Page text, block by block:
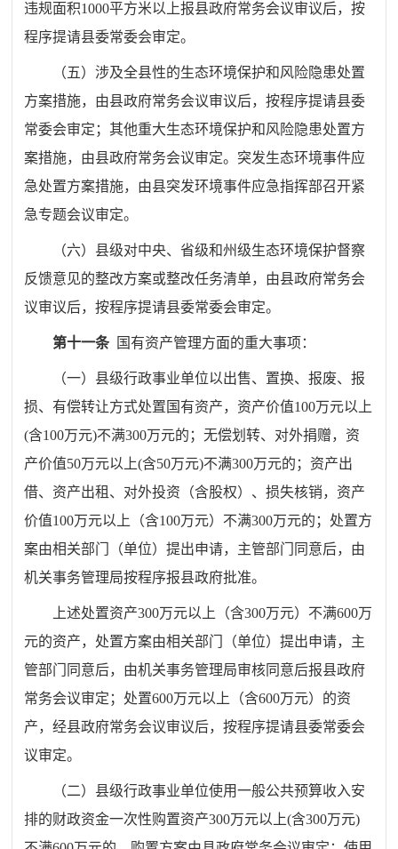
违规面积1000平方米以上报县政府常务会议审议后，按
程序提请县委常委会审定。
（五）涉及全县性的生态环境保护和风险隐患处置
方案措施， 由县政府常务会议审议后，按程序提请县委
常委会审定 ；其他重大生态环境保护和风险隐患处置方
案措施，由县政府常务会议审定。突发生态环境事件应
急处置方案措施，由县突发环境事件应急指挥部召开紧
急专题会议审定。
（六） 县级对中央、省级和州级生态环境保护督察
反馈意见的整改方案或整改任务清单， 由县政府常务会
议审议后，按程序提请县委常委会审定。
第十一条 国有资产管理方面的重大事项：
（一） 县级行政事业单位以出售、 置换、报废、报
损、有偿转让方式处置国有资产，资产价值100万元以上
(含100万元)不满300万元的 ；无偿划转、对外捐赠，资
产价值50万元以上(含50万元)不满300万元的 ；资产出
借、资产出租、对外投资（含股权）、损失核销，资产
价值100万元以上（含100万元）不满300万元的；处置方
案由相关部门（单位）提出申请，主管部门同意后，由
机关事务管理局按程序报县政府批准。
上述处置资产300万元以上（含300万元）不满600万
元的资产， 处置方案由相关部门（单位）提出申请，主
管部门同意后，由机关事务管理局审核同意后报县政府
常务会议审定；处置600万元以上（含600万元）的资
产，经县政府常务会议审议后，按程序提请县委常委会
议审定。
（二） 县级行政事业单位使用一般公共预算收入安
排的财政资金一次性购置资产300万元以上(含300万元)